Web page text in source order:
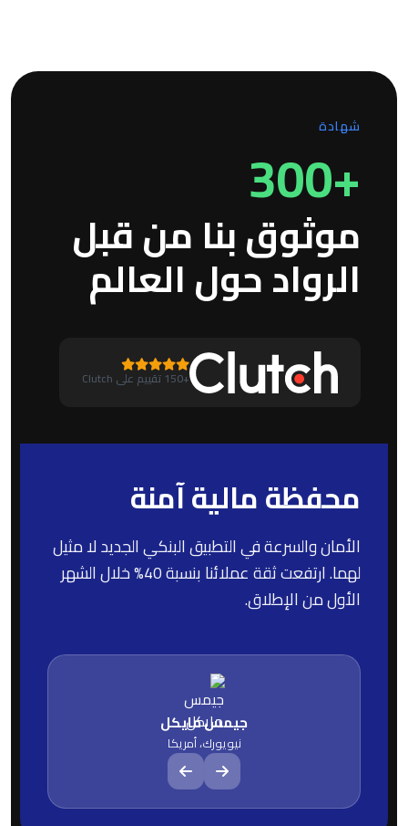
شهادة
+300
موثوق بنا من قبل
الرواد حول العالم
+150 تقييم على Clutch
محفظة مالية آمنة
الأمان والسرعة في التطبيق البنكي الجديد لا مثيل
لهما. ارتفعت ثقة عملائنا بنسبة 40% خلال الشهر
الأول من الإطلاق.
جيمس مايكل
نيويورك، أمريكا